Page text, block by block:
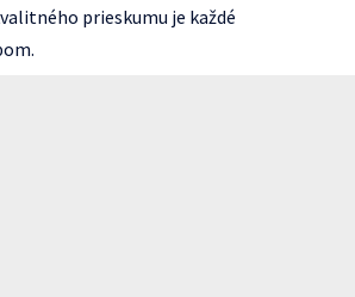
prieskumu je každé